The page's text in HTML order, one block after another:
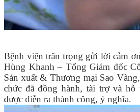
Bệnh viện trân trọng gửi lời cảm
Hùng Khanh – Tổng Giám đốc
Sản xuất & Thương mại Sao
chức đã đồng hành, tài trợ và hỗ
được diễn ra thành công, ý nghĩa.